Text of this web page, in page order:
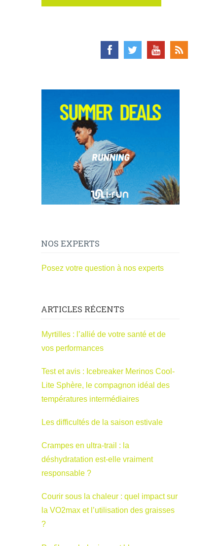
NOS EXPERTS
Posez votre question à nos experts
ARTICLES RÉCENTS
Myrtilles : l’allié de votre santé et de
vos performances
Test et avis : Icebreaker Merinos Cool-
Lite Sphère, le compagnon idéal des
températures intermédiaires
Les difficultés de la saison estivale
Crampes en ultra-trail : la
déshydratation est-elle vraiment
responsable ?
Courir sous la chaleur : quel impact sur
la VO2max et l’utilisation des graisses
?